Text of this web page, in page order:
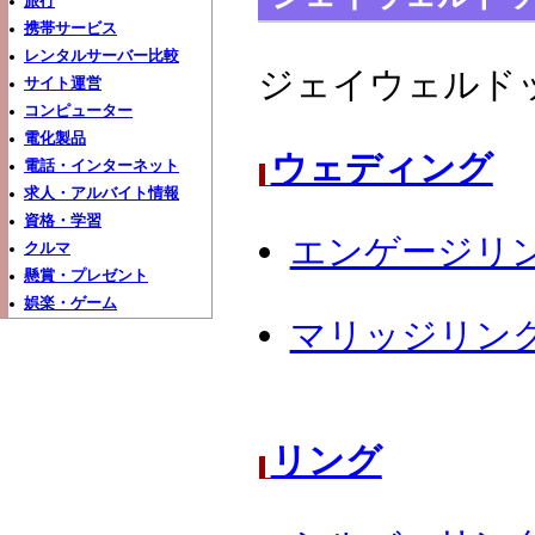
携帯サービス
レンタルサーバー比較
サイト運営
コンピューター
電化製品
電話・インターネット
求人・アルバイト情報
資格・学習
クルマ
懸賞・プレゼント
娯楽・ゲーム
ジェイウェルド
ウェディング
エンゲージリ
マリッジリン
リング